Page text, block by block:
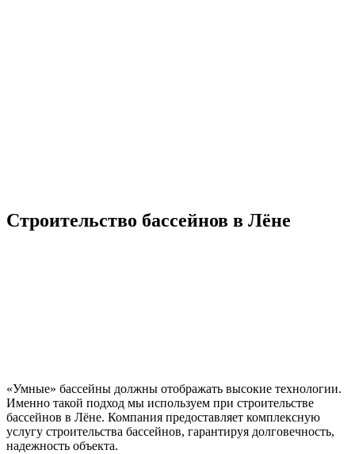
Строительство бассейнов в Лёне
«Умные» бассейны должны отображать высокие технологии.
Именно такой подход мы используем при строительстве
бассейнов в Лёне. Компания предоставляет комплексную
услугу строительства бассейнов, гарантируя долговечность,
надежность объекта.